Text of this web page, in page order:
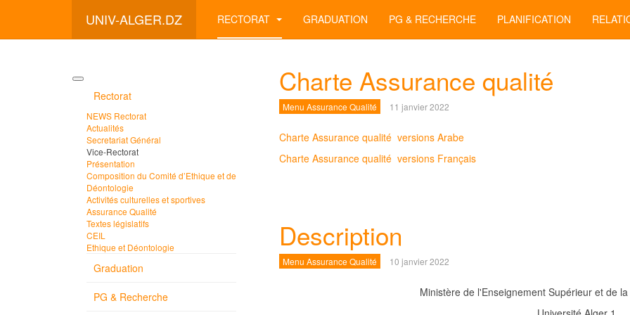
UNIV-ALGER.DZ RECTORAT GRADUATION PG & RECHERCHE PLANIFICATION
Charte Assurance qualité
Menu Assurance Qualité 11 janvier 2022
Charte Assurance qualité versions Arabe
Charte Assurance qualité versions Français
Description
Menu Assurance Qualité 10 janvier 2022
Ministère de l'Enseignement Supérieur et de
Rectorat
NEWS Rectorat
Actualités
Secretariat Général
Vice-Rectorat
Présentation
Composition du Comité d’Ethique et de
Déontologie
Activités culturelles et sportives
Assurance Qualité
Textes législatifs
CEIL
Ethique et Déontologie
Graduation
PG & Recherche